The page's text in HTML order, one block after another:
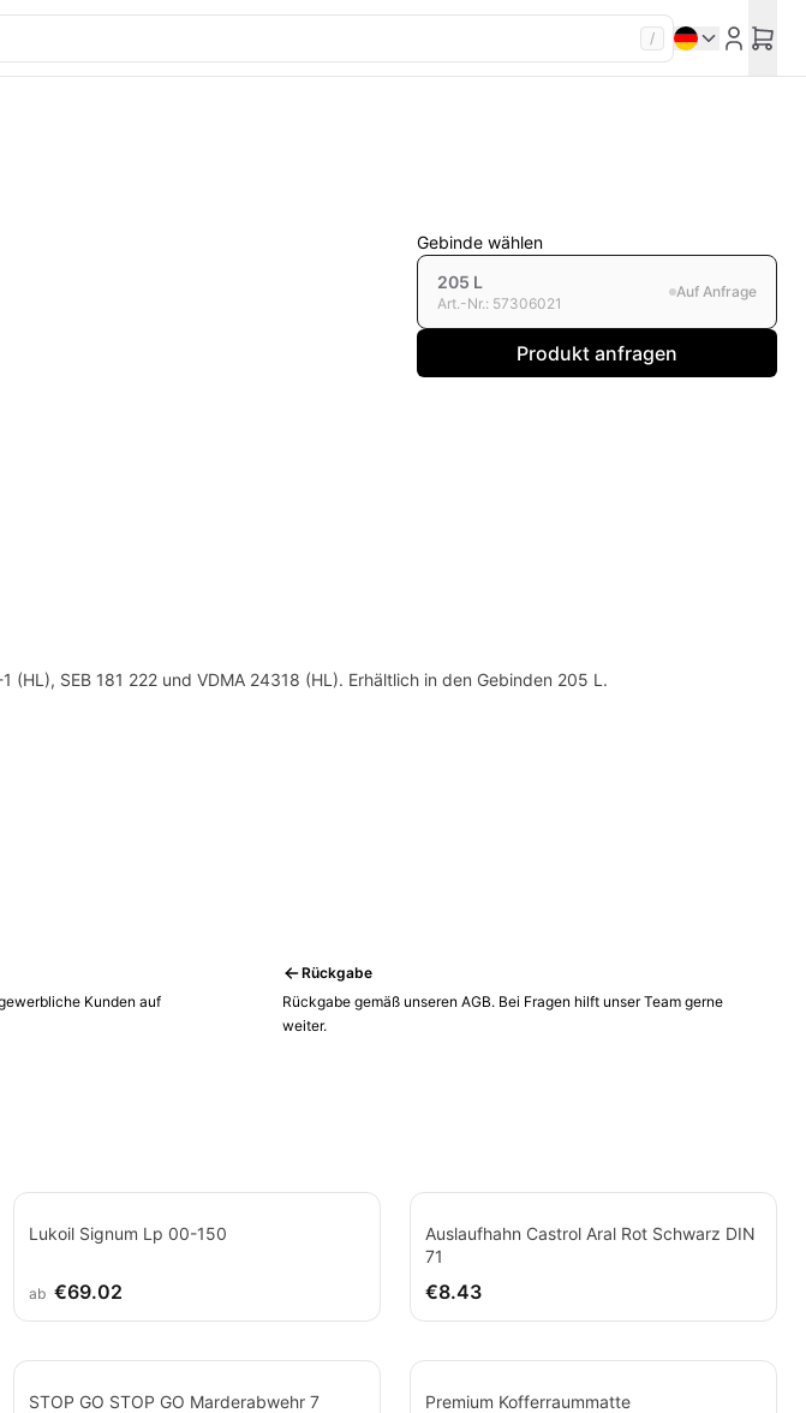
/
Gebinde wählen
205 L
Art.-Nr.: 57306021
Auf Anfrage
Produkt anfragen
SEB 181 222 und VDMA 24318 (HL). Erhältlich in den Gebinden 205 L.
Kunden auf
Rückgabe
Rückgabe gemäß unseren AGB. Bei Fragen hilft unser Team gerne
weiter.
Lukoil Signum Lp 00-150
ab €69.02
Auslaufhahn Castrol Aral Rot Schwarz DIN
71
€8.43
STOP GO STOP GO Marderabwehr 7
Premium Kofferraummatte